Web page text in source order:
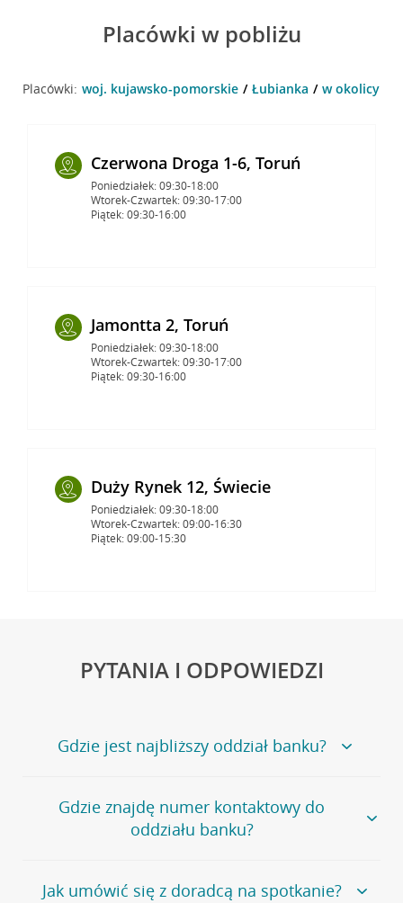
Placówki w pobliżu
Placówki: woj. kujawsko-pomorskie Łubianka w okolicy
Czerwona Droga 1-6, Toruń
Poniedziałek: 09:30-18:00
Wtorek-Czwartek: 09:30-17:00
Piątek: 09:30-16:00
Jamontta 2, Toruń
Poniedziałek: 09:30-18:00
Wtorek-Czwartek: 09:30-17:00
Piątek: 09:30-16:00
Duży Rynek 12, Świecie
Poniedziałek: 09:30-18:00
Wtorek-Czwartek: 09:00-16:30
Piątek: 09:00-15:30
PYTANIA I ODPOWIEDZI
Gdzie jest najbliższy oddział banku?
Jeśli szukasz oddziału naszego banku, zapraszamy na
stronęPlacówki i bankomaty, na której znajduje się
wygodna wyszukiwarka.
oddziałów
Gdzie znajdę numer kontaktowy do
oddziału banku?
Bank Credit Agricole nie udostępnia ogólnego numeru
telefonu do placówki bankowej.
Jak umówić się z doradcą na spotkanie?